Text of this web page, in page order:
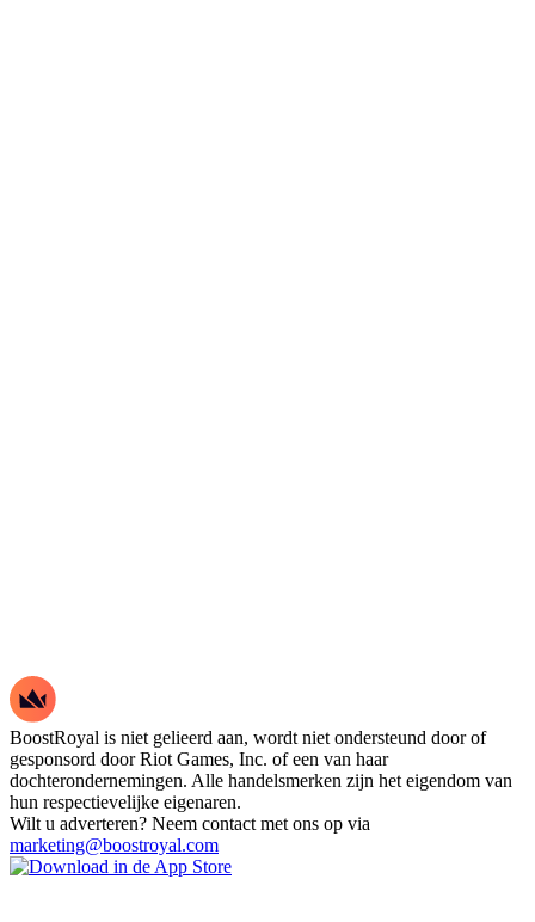
BoostRoyal is niet gelieerd aan, wordt niet ondersteund door of
gesponsord door Riot Games, Inc. of een van haar
dochterondernemingen. Alle handelsmerken zijn het eigendom van
hun respectievelijke eigenaren.
Wilt u adverteren? Neem contact met ons op via
marketing@boostroyal.com